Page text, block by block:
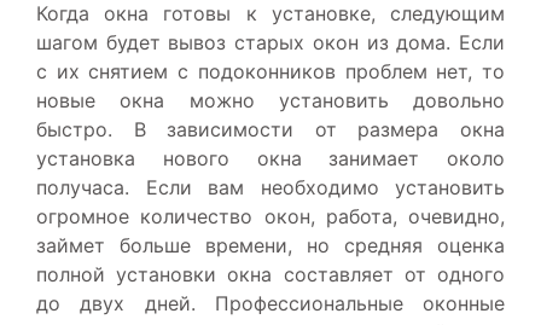
Когда окна готовы к установке, следующим
шагом будет вывоз старых окон из дома. Если
с их снятием с подоконников проблем нет, то
новые окна можно установить довольно
быстро. В зависимости от размера окна
установка нового окна занимает около
получаса. Если вам необходимо установить
огромное количество окон, работа, очевидно,
займет больше времени, но средняя оценка
полной установки окна составляет от одного
до двух дней. Профессиональные оконные